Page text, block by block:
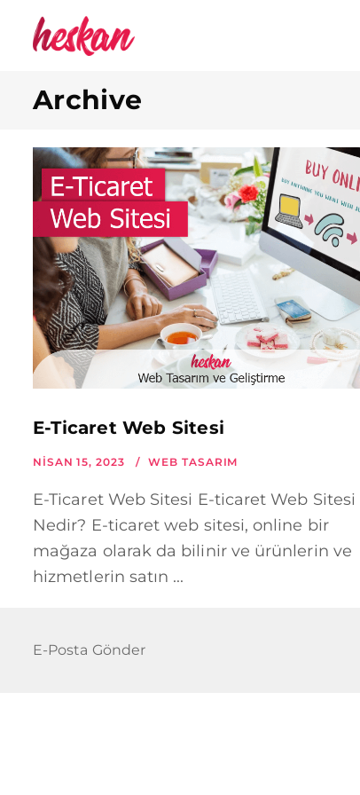
Archive
E-Ticaret Web Sitesi
NISAN 15, 2023 WEB TASARIM
E-Ticaret Web Sitesi E-ticaret Web Sitesi
Nedir? E-ticaret web sitesi, online bir
mağaza olarak da bilinir ve ürünlerin ve
hizmetlerin satın ...
E-Posta Gönder